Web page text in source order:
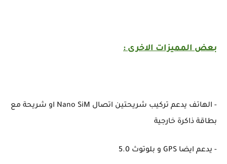
بعض المميزات الاخرى :
- الهاتف يدعم تركيب شريحتين اتصال Nano SiM او شريحة مع
بطاقة ذاكرة خارجية
- يدعم ايضا GPS و بلوتوث 5.0